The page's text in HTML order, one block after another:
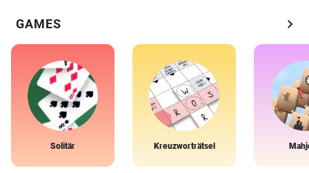
GAMES chevron_right
Solitär Kreuzworträtsel